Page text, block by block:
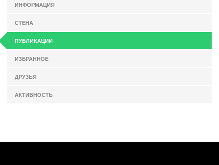
ИНФОРМАЦИЯ
СТЕНА
ПУБЛИКАЦИИ
ИЗБРАННОЕ
ДРУЗЬЯ
АКТИВНОСТЬ